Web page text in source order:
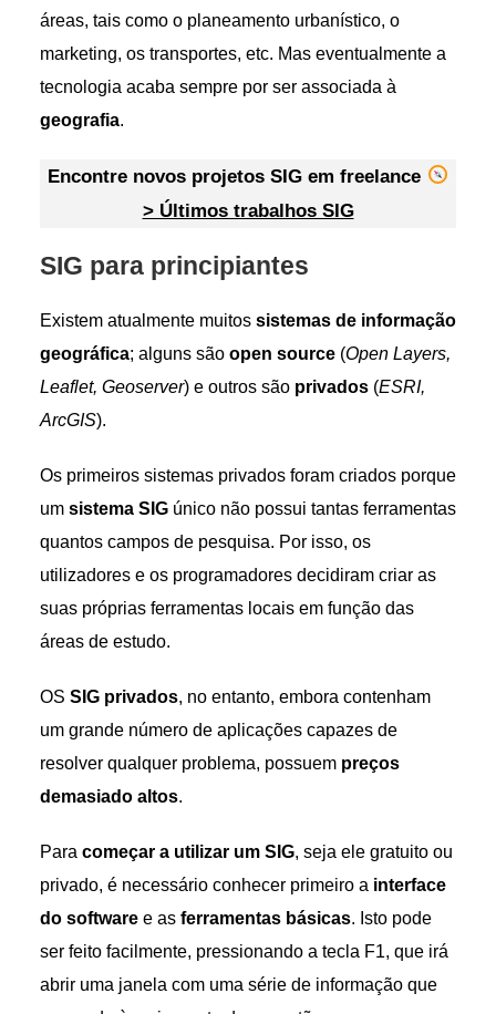
áreas, tais como o planeamento urbanístico, o
marketing, os transportes, etc. Mas eventualmente a
tecnologia acaba sempre por ser associada à
geografia.
Encontre novos projetos SIG em freelance
> Últimos trabalhos SIG
SIG para principiantes
Existem atualmente muitos sistemas de informação
geográfica; alguns são open source(Open Layers,
Leaflet, Geoserver) e outros são privados(ESRI,
ArcGIS).
Os primeiros sistemas privados foram criados porque
um sistema SIGúnico não possui tantas ferramentas
quantos campos de pesquisa. Por isso, os
utilizadores e os programadores decidiram criar as
suas próprias ferramentas locais em função das
áreas de estudo.
OS SIG privados, no entanto, embora contenham
um grande número de aplicações capazes de
resolver qualquer problema, possuem preços
demasiado altos.
Para começar a utilizar um SIG, seja ele gratuito ou
privado, é necessário conhecer primeiro a interface
do softwaree as ferramentas básicas. Isto pode
ser feito facilmente, pressionando a tecla F1, que irá
abrir uma janela com uma série de informação que